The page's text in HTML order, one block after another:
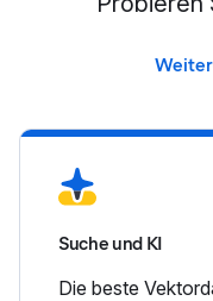
Suche und KI
Die beste